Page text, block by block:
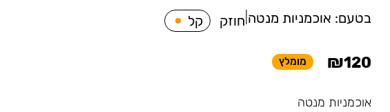
בטעם: אוכמניות מנטה חוזק קל
₪120 מומלץ
אוכמניות מנטה